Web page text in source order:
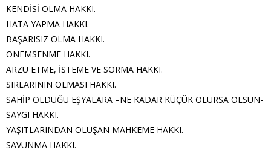
KENDİSİ OLMA HAKKI.
HATA YAPMA HAKKI.
BAŞARISIZ OLMA HAKKI.
ÖNEMSENME HAKKI.
ARZU ETME, İSTEME VE SORMA HAKKI.
SIRLARININ OLMASI HAKKI.
SAHİP OLDUĞU EŞYALARA –NE KADAR KÜÇÜK OLURSA OLSUN-
SAYGI HAKKI.
YAŞITLARINDAN OLUŞAN MAHKEME HAKKI.
SAVUNMA HAKKI.